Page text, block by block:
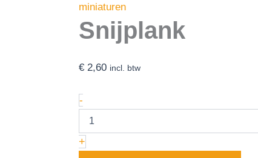
miniaturen
Snijplank
€ 2,60 incl. btw
-
+